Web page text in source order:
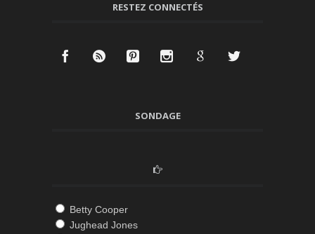
RESTEZ CONNECTÉS
SONDAGE
Betty Cooper
Jughead Jones